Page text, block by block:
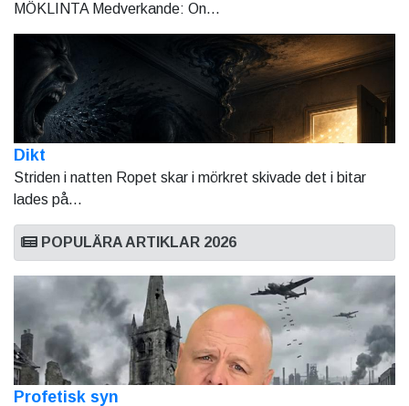
MÖKLINTA Medverkande: On...
Dikt
Striden i natten Ropet skar i mörkret skivade det i bitar
lades på...
POPULÄRA ARTIKLAR 2026
Profetisk syn